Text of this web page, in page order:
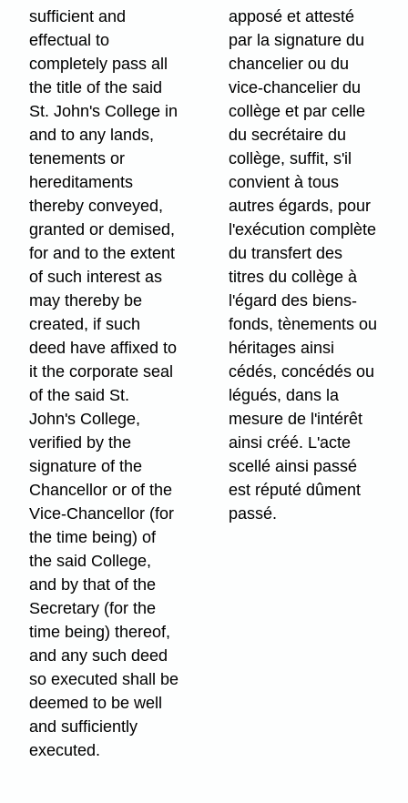
sufficient and
effectual to
completely pass all
the title of the said
St. John's College in
and to any lands,
tenements or
hereditaments
thereby conveyed,
granted or demised,
for and to the extent
of such interest as
may thereby be
created, if such
deed have affixed to
it the corporate seal
of the said St.
John's College,
verified by the
signature of the
Chancellor or of the
Vice-Chancellor (for
the time being) of
the said College,
and by that of the
Secretary (for the
time being) thereof,
and any such deed
so executed shall be
deemed to be well
and sufficiently
executed.
apposé et attesté
par la signature du
chancelier ou du
vice-chancelier du
collège et par celle
du secrétaire du
collège, suffit, s'il
convient à tous
autres égards, pour
l'exécution complète
du transfert des
titres du collège à
l'égard des biens-
fonds, tènements ou
héritages ainsi
cédés, concédés ou
légués, dans la
mesure de l'intérêt
ainsi créé. L'acte
scellé ainsi passé
est réputé dûment
passé.